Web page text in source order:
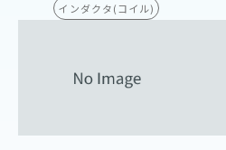
インダクタ(コイル)